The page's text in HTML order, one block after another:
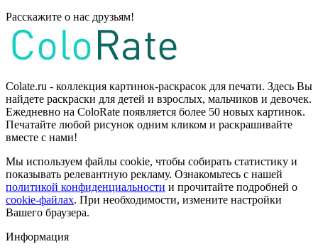
Расскажите о нас друзьям!
Colate.ru - коллекция картинок-раскрасок для печати. Здесь Вы
найдете раскраски для детей и взрослых, мальчиков и девочек.
Ежедневно на ColoRate появляется более 50 новых картинок.
Печатайте любой рисунок одним кликом и раскрашивайте
вместе с нами!
Мы используем файлы cookie, чтобы собирать статистику и
показывать релевантную рекламу. Ознакомьтесь с нашей
политикой конфиденциальности и прочитайте подробней о
cookie-файлах. При необходимости, измените настройки
Вашего браузера.
Информация